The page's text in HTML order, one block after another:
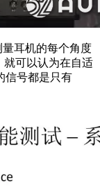
耳机的每个角度
就可以认为在自适
信号都是只有